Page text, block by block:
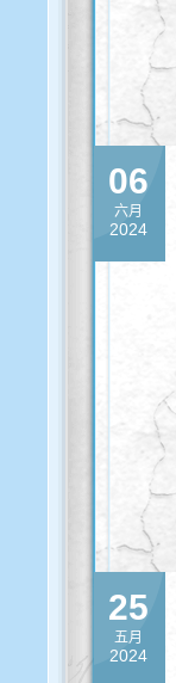
06
六月
2024
25
五月
2024